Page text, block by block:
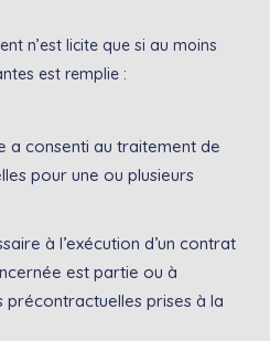
n’est licite que si au moins
est remplie :
a consenti au traitement de
pour une ou plusieurs
à l’exécution d’un contrat
est partie ou à
précontractuelles prises à la